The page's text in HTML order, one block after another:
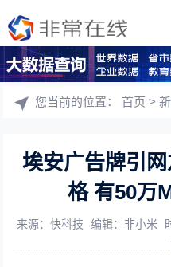
您当前的位置：首页 >
埃安广告牌引
格 有50万
来源：快科技 编辑：非小米